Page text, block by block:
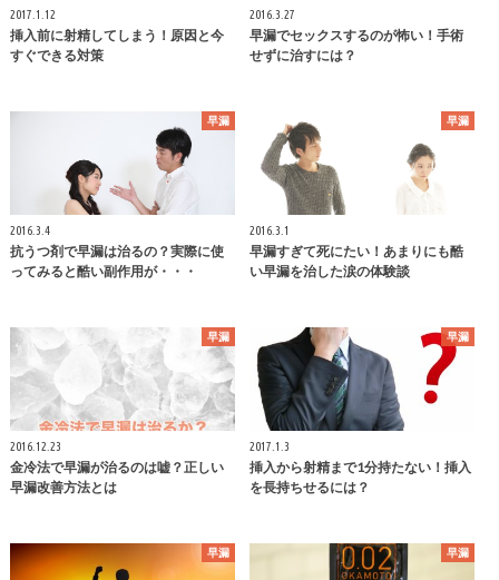
2017.1.12
挿入前に射精してしまう！原因と今
すぐできる対策
2016.3.27
早漏でセックスするのが怖い！手術
せずに治すには？
早漏
2016.3.4
抗うつ剤で早漏は治るの？実際に使
ってみると酷い副作用が・・・
早漏
2016.3.1
早漏すぎて死にたい！あまりにも酷
い早漏を治した涙の体験談
早漏
2016.12.23
金冷法で早漏が治るのは嘘？正しい
早漏改善方法とは
早漏
2017.1.3
挿入から射精まで1分持たない！挿入
を長持ちせるには？
早漏 早漏